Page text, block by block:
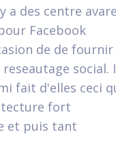
a des centre
Facebook
de de fournir
social.
fait d'elles ceci
fort
et puis tant